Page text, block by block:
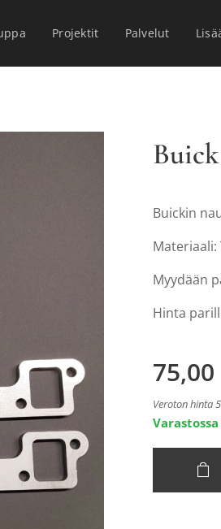
Projektit Palvelut
Buickin
Materiaali:
Myydään
Hinta
75,00
Veroton hinta
Varastossa